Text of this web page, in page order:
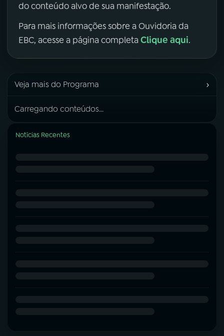
do conteúdo alvo de sua manifestação.
Para mais informações sobre a Ouvidoria da
EBC, acesse a página completa Clique aqui.
Veja mais do Programa ›
Carregando conteúdos...
Notícias Recentes